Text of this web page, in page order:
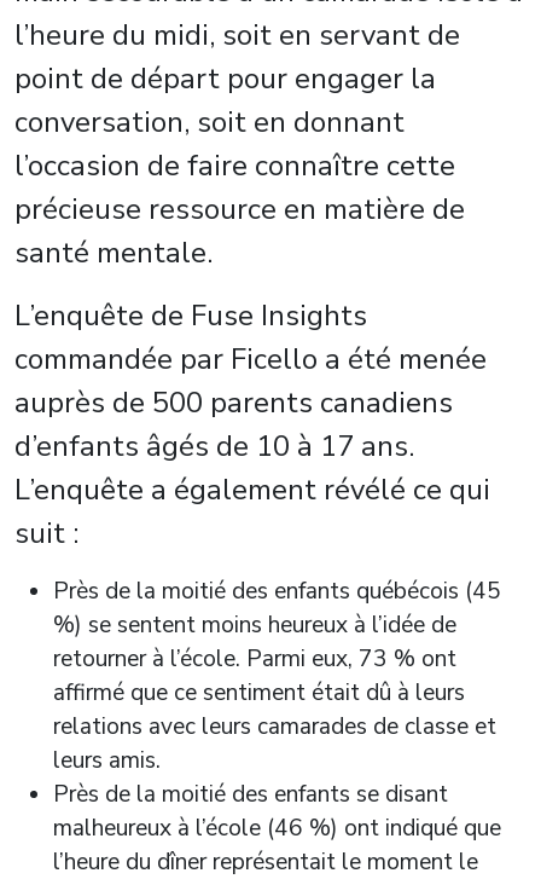
l’heure du midi, soit en servant de
point de départ pour engager la
conversation, soit en donnant
l’occasion de faire connaître cette
précieuse ressource en matière de
santé mentale.
L’enquête de Fuse Insights
commandée par Ficello a été menée
auprès de 500 parents canadiens
d’enfants âgés de 10 à 17 ans.
L’enquête a également révélé ce qui
suit :
Près de la moitié des enfants québécois (45
%) se sentent moins heureux à l’idée de
retourner à l’école. Parmi eux, 73 % ont
affirmé que ce sentiment était dû à leurs
relations avec leurs camarades de classe et
leurs amis.
Près de la moitié des enfants se disant
malheureux à l’école (46 %) ont indiqué que
l’heure du dîner représentait le moment le